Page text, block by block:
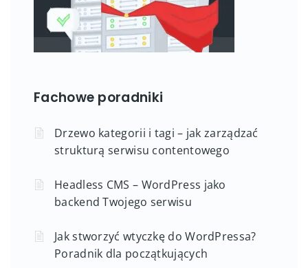
Fachowe poradniki
Drzewo kategorii i tagi – jak zarządzać
strukturą serwisu contentowego
Headless CMS – WordPress jako
backend Twojego serwisu
Jak stworzyć wtyczkę do WordPressa?
Poradnik dla początkujących